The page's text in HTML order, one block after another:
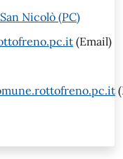
Nicolò (PC)
(Email)